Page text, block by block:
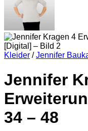
Kleider / Jennifer
Jennifer
34 – 48